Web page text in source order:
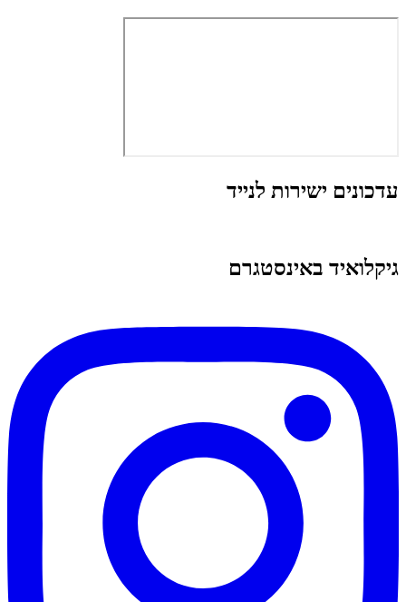
עדכונים ישירות לנייד
גיקלואיד באינסטגרם